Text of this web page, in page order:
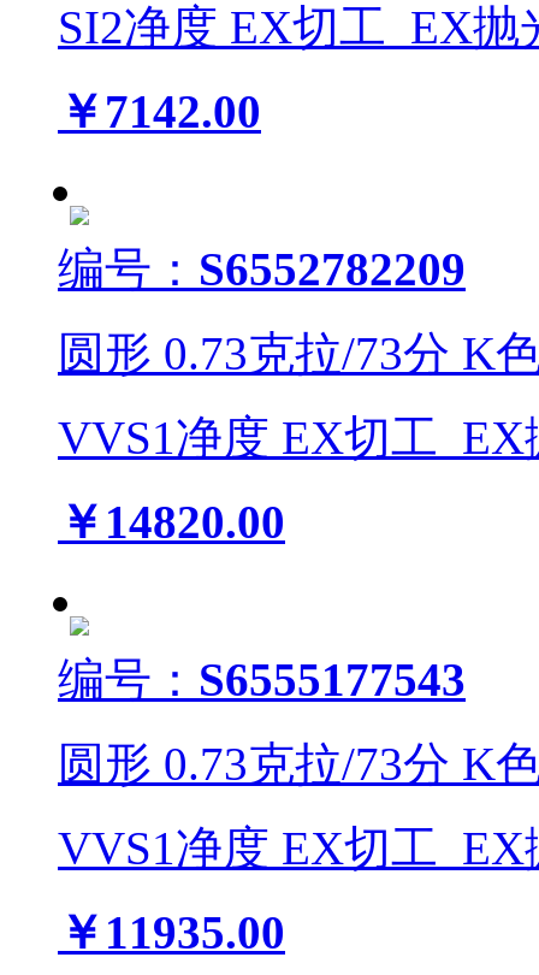
SI2净度 EX切工 EX抛
￥7142.00
编号： S6552782209
圆形 0.73克拉/73分 K
VVS1净度 EX切工 EX
￥14820.00
编号： S6555177543
圆形 0.73克拉/73分 K
VVS1净度 EX切工 EX
￥11935.00